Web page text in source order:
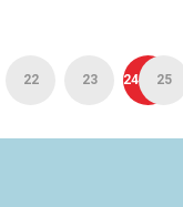
22 23 24 25